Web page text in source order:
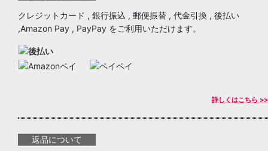
クレジットカード , 銀行振込 , 郵便振替 , 代金引換 , 後払い
,Amazon Pay , PayPay をご利用いただけます。
詳しくはこちら >>
返品について